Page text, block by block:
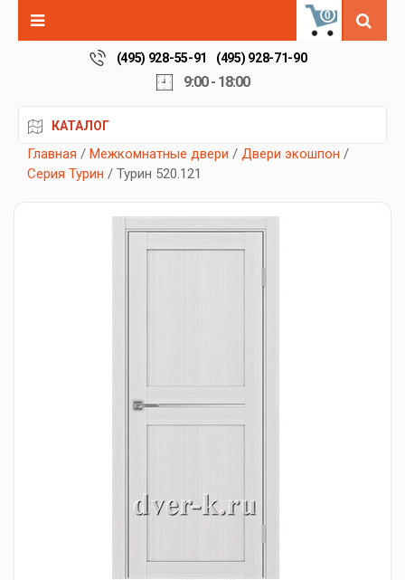
0
(495) 928-55-91 (495) 928-71-90
9:00 - 18:00
КАТАЛОГ
Главная / Межкомнатные двери / Двери экошпон /
Серия Турин / Турин 520.121